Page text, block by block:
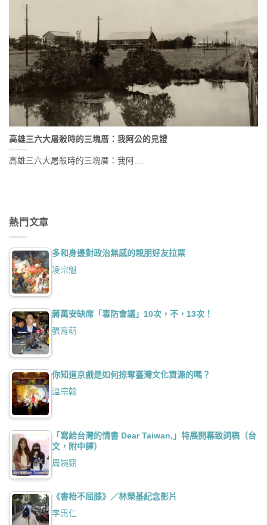
高雄三六大屠殺時的三塊厝：我阿公的見證
高雄三六大屠殺時的三塊厝：我阿....
熱門文章
多和身邊對政治無感的親朋好友拉票
凌宗魁
蔣萬安缺席「毒防會議」10次，不，13次！
張育萌
你知道京戲是如何掠奪臺灣文化資源的嗎？
溫宗翰
「寫給台灣的情書 Dear Taiwan,」特展開幕致詞稿（台
文，附中譯）
周婉窈
《書枱不屈膝》／林榮基紀念影片
李惠仁